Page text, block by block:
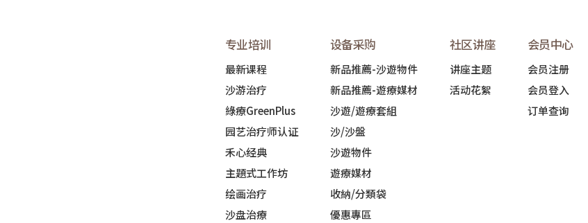
专业培训
最新课程
沙游治疗
綠療GreenPlus
园艺治疗师认证
禾心经典
主題式工作坊
绘画治疗
沙盘治療
设备采购
新品推薦-沙遊物件
新品推薦-遊療媒材
沙遊/遊療套組
沙/沙盤
沙遊物件
遊療媒材
收納/分類袋
優惠專區
社区讲座
讲座主题
活动花絮
会员中心
会员注册
会员登入
订单查询